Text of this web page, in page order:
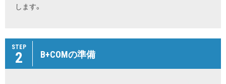
します。
STEP
2 B+COMの準備